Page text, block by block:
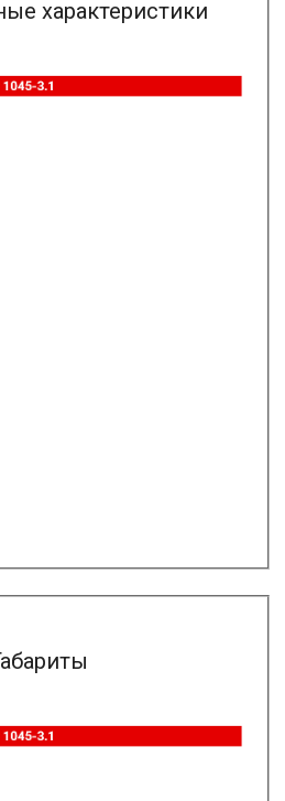
характеристики